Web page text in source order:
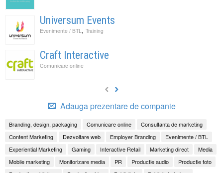
Universum Events
Evenimente / BTL , Training
Craft Interactive
Comunicare online
Adauga prezentare de companie
Branding, design, packaging Comunicare online
Consultanta de marketing
Content Marketing
Dezvoltare web Employer Branding
Evenimente / BTL
Experiential Marketing
Gaming Interactive Retail Marketing direct
Media
Mobile marketing
Monitorizare media PR Productie audio
Productie foto